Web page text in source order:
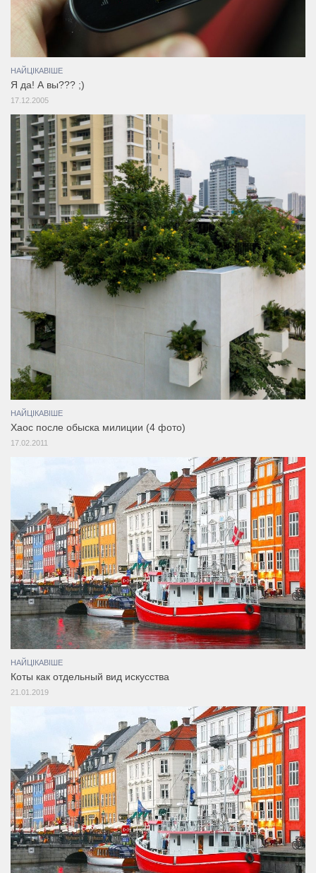
НАЙЦІКАВІШЕ
Я да! А вы??? ;)
17.12.2005
НАЙЦІКАВІШЕ
Хаос после обыска милиции (4 фото)
17.02.2011
НАЙЦІКАВІШЕ
Коты как отдельный вид искусства
21.01.2019